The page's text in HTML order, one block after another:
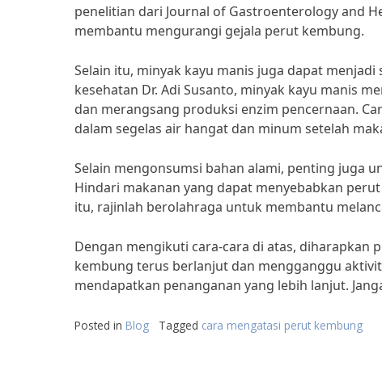
penelitian dari Journal of Gastroenterology and
membantu mengurangi gejala perut kembung.
Selain itu, minyak kayu manis juga dapat
kesehatan Dr. Adi Susanto, minyak kayu manis
dan merangsang produksi enzim pencernaan.
dalam segelas air hangat dan minum setelah
Selain mengonsumsi bahan alami, penting juga
Hindari makanan yang dapat menyebabkan
itu, rajinlah berolahraga untuk membantu
Dengan mengikuti cara-cara di atas,
kembung terus berlanjut dan mengganggu
mendapatkan penanganan yang lebih lanjut.
Posted in Blog Tagged cara mengatasi perut kembung